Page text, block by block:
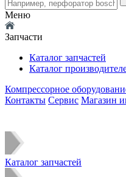
Меню
Запчасти
Каталог запчастей
Каталог
Компрессорное
Контакты Сервис Магазин
Каталог запчастей